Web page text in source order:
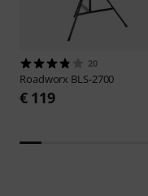
20
Roadworx BLS-2700
€ 119